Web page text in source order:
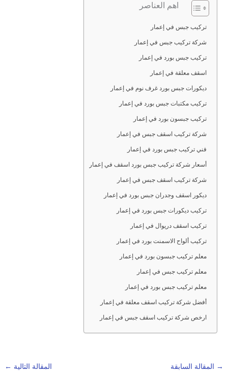
اهم العناصر
تركيب جبس في إعمار
شركة تركيب جبس في إعمار
تركيب جبس بورد في إعمار
اسقف معلقة في إعمار
ديكورات جبس بورد غرف نوم في إعمار
تركيب مكتبات جبس بورد في إعمار
تركيب جبسون بورد في إعمار
شركة تركيب اسقف جبس في إعمار
فني تركيب جبس بورد في إعمار
أسعار شركة تركيب جبس بورد اسقف في إعمار
شركة تركيب اسقف جبس في إعمار
ديكور اسقف وجدران جبس بورد في إعمار
تركيب ديكورات جبس بورد في إعمار
تركيب اسقف دريوال في إعمار
تركيب ألواح الاسمنت بورد في إعمار
معلم تركيب جبسون بورد في إعمار
معلم تركيب جبس في إعمار
معلم تركيب جبس بورد في إعمار
أفضل شركة تركيب اسقف معلقة في إعمار
ارخص شركة تركيب اسقف جبس في إعمار
→ المقالة السابقة المقالة التالية ←